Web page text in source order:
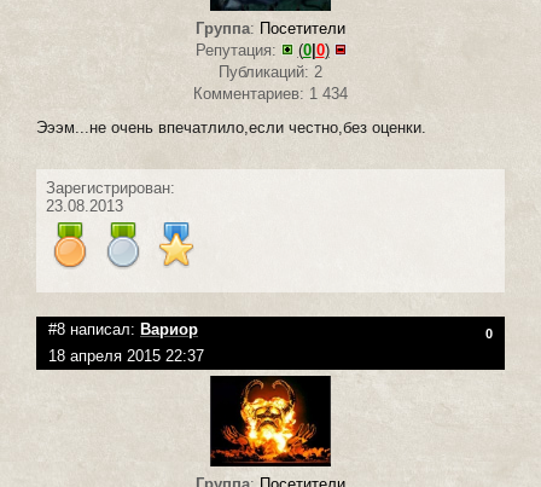
Группа: Посетители
Репутация:
(0| 0)
Публикаций: 2
Комментариев: 1 434
Эээм...не очень впечатлило,если честно,без оценки.
Зарегистрирован:
23.08.2013
#8 написал: Вариор 0
18 апреля 2015 22:37